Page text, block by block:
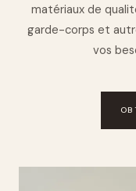
matériaux de
garde-corps et
vos